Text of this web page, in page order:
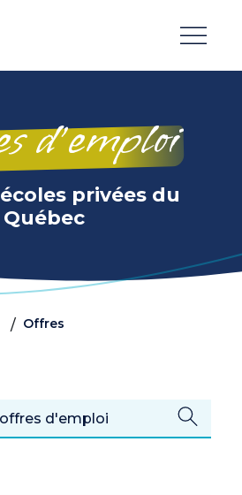
d’emploi
privées du
Québec
/ Offres